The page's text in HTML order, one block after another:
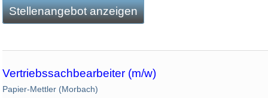
Stellenangebot anzeigen
Vertriebssachbearbeiter (m/w)
Papier-Mettler (Morbach)